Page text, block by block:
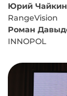
Юрий Чайкин
RangeVision
Роман
INNOPOL